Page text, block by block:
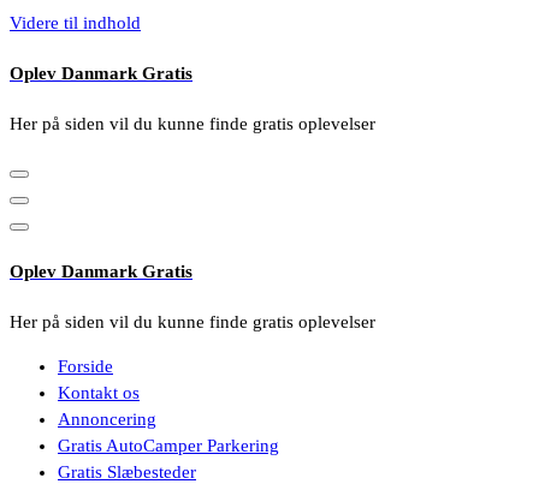
Videre til indhold
Oplev Danmark Gratis
Her på siden vil du kunne finde gratis oplevelser
Oplev Danmark Gratis
Her på siden vil du kunne finde gratis oplevelser
Forside
Kontakt os
Annoncering
Gratis AutoCamper Parkering
Gratis Slæbesteder